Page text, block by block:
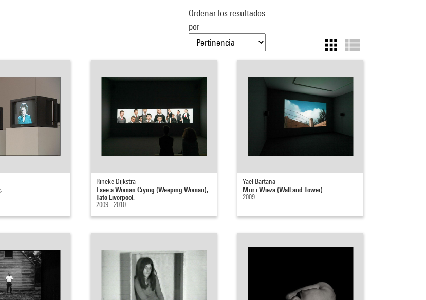
Ordenar los resultados
por
Rineke Dijkstra
I see a Woman Crying (Weeping Woman),
Tate Liverpool,
2009 - 2010
Yael Bartana
Mur i Wieza (Wall and Tower)
2009